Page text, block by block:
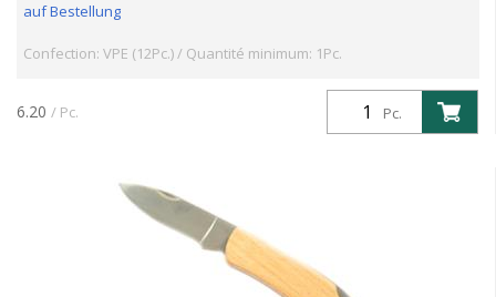
auf Bestellung
Confection: VPE (12Pc.) / Quantité minimum: 1Pc.
Pc.
6.20 / Pc.